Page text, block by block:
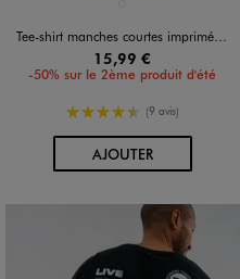
Tee-shirt manches courtes imprimé homme - Ashmolean Museum Oxford
15,99 €
-50% sur le 2ème produit d'été
4.5/5 de moyenne
(9 avis)
AJOUTERAU PANIER